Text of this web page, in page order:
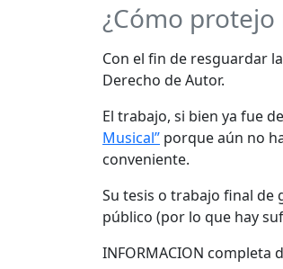
¿Cómo protejo
Con el fin de resguardar
Derecho de Autor.
El trabajo, si bien ya fue
Musical” porque aún no
conveniente.
Su tesis o trabajo final de
público (por lo que hay
INFORMACION completa